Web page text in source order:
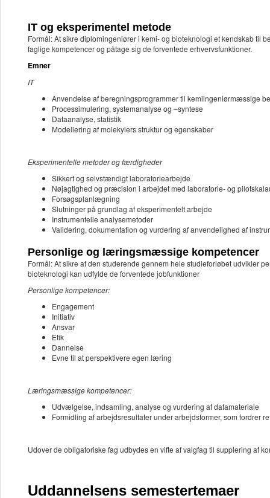
IT og eksperimentel metode
Formål: At sikre diplomingeniører i kemi- og bioteknologi et kendskab til
faglige kompetencer og påtage sig de forventede erhvervsfunktioner.
Emner
IT
Anvendelse af beregningsprogrammer til kemiingeniørmæssige
Processimulering, systemanalyse og –syntese
Dataanalyse, statistik
Modellering af molekylers struktur og egenskaber
Eksperimentelle metoder og færdigheder
Sikkert og selvstændigt laboratoriearbejde
Nøjagtighed og præcision i arbejdet med laboratorie- og
Forsøgsplanlægning
Slutninger på grundlag af eksperimentelt arbejde
Instrumentelle analysemetoder
Validering, dokumentation og vurdering af anvendelighed af
Personlige og læringsmæssige kompetencer
Formål: At sikre at den studerende gennem hele studieforløbet udvikler
bioteknologi kan udfylde de forventede jobfunktioner
Personlige kompetencer:
Engagement
Initiativ
Ansvar
Etik
Dannelse
Evne til at perspektivere egen læring
Læringsmæssige kompetencer:
Udvælgelse, indsamling, analyse og vurdering af datamateriale
Formidling af arbejdsresultater under arbejdsformer, som
Udover de obligatoriske fag udbydes en vifte af valgfag til supplering af
Uddannelsens semestertemaer